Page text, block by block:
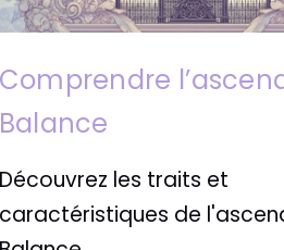
Comprendre
Balance
Découvrez les traits et
caractéristiques de